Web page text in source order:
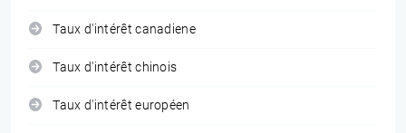
Taux d'intérêt canadiene
Taux d'intérêt chinois
Taux d'intérêt européen